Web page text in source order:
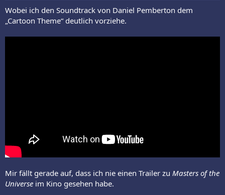
Wobei ich den Soundtrack von Daniel Pemberton dem
„Cartoon Theme“ deutlich vorziehe.
Mir fällt gerade auf, dass ich nie einen Trailer zu Masters of the
Universe im Kino gesehen habe.